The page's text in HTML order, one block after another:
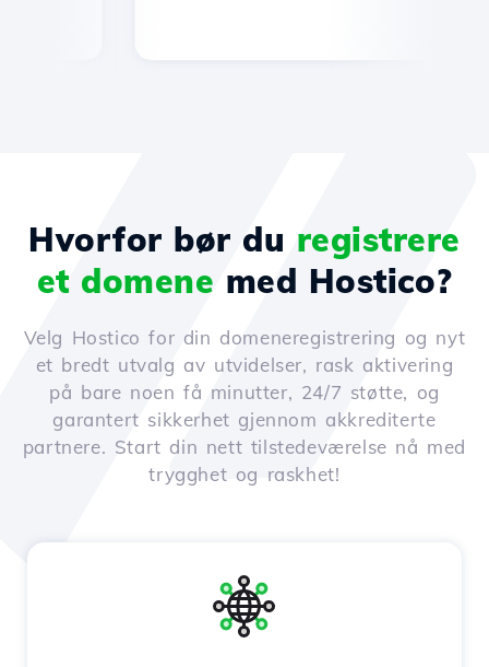
Hvorfor bør du registrere
et domene med Hostico?
Velg Hostico for din domeneregistrering og nyt
et bredt utvalg av utvidelser, rask aktivering
på bare noen få minutter, 24/7 støtte, og
garantert sikkerhet gjennom akkrediterte
partnere. Start din nett tilstedeværelse nå med
trygghet og raskhet!